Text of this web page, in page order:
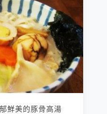
鮮美的豚骨高湯